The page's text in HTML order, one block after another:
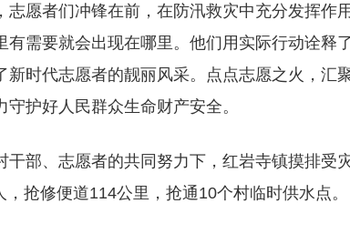
志愿者们冲锋在前，在防汛救灾中充分发挥作
有需要就会出现在哪里。他们用实际行动诠释
新时代志愿者的靓丽风采。点点志愿之火，汇
护好人民群众生命财产安全。
干部、志愿者的共同努力下，红岩寺镇摸排受
抢修便道114公里，抢通10个村临时供水点。